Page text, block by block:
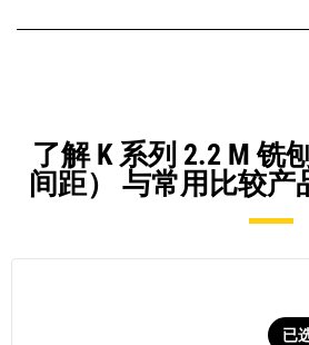
了解 K 系列 2.2 M 铣
间距） 与常用比较产
已